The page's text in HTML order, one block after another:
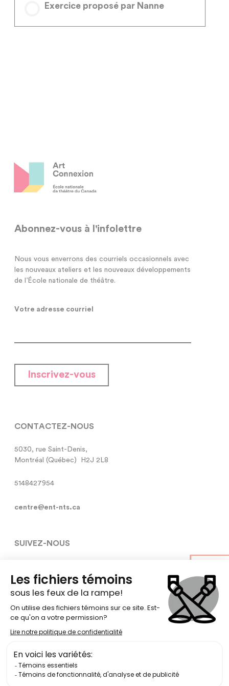
Exercice proposé par Nanne
Abonnez-vous à l'infolettre
Nous vous enverrons des courriels occasionnels avec
les nouveaux ateliers et les nouveaux développements
de l’École nationale de théâtre.
Votre adresse courriel
Inscrivez-vous
CONTACTEZ-NOUS
5030, rue Saint-Denis,
Montréal (Québec)  H2J 2L8
5148427954
centre@ent-nts.ca
SUIVEZ-NOUS
Conditions générales d’utilisation
Politique EDIA